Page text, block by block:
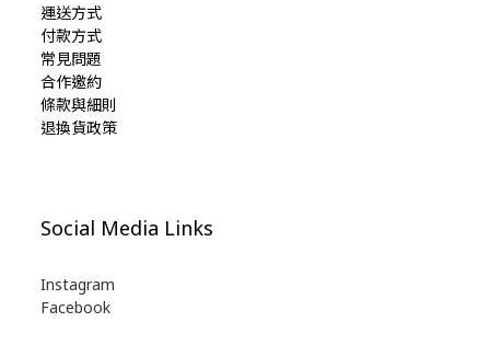
運送方式
付款方式
常見問題
合作邀約
條款與細則
退換貨政策
Social Media Links
Instagram
Facebook